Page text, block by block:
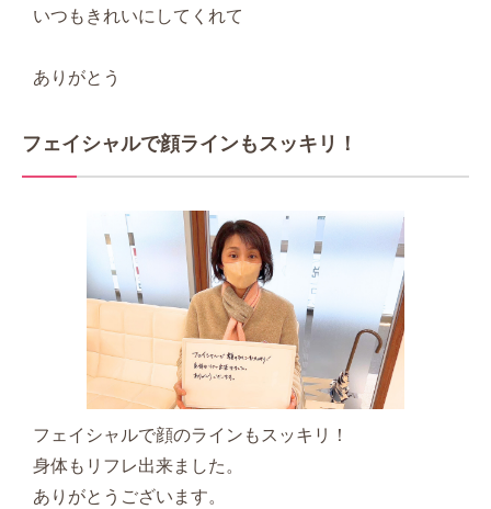
いつもきれいにしてくれて
ありがとう
フェイシャルで顔ラインもスッキリ！
フェイシャルで顔のラインもスッキリ！
身体もリフレ出来ました。
ありがとうございます。